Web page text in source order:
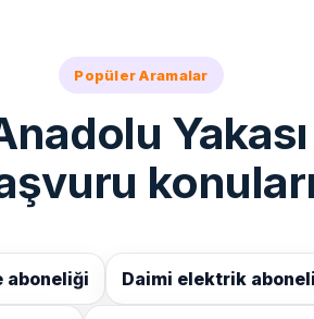
Popüler Aramalar
konuları
aboneliği Daimi elektrik